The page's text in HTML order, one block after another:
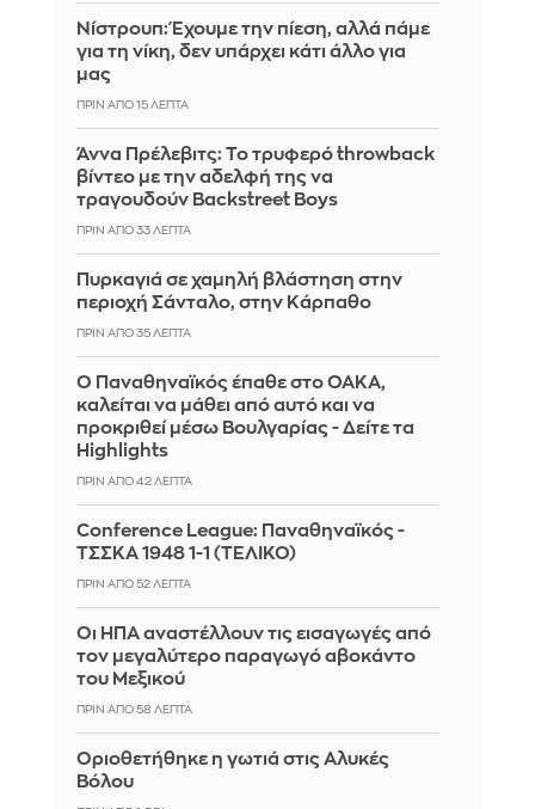
Νίστρουπ: Έχουμε την πίεση, αλλά πάμε
για τη νίκη, δεν υπάρχει κάτι άλλο για
μας
ΠΡΙΝ ΑΠΌ 15 ΛΕΠΤΆ
Άννα Πρέλεβιτς: Το τρυφερό throwback
βίντεο με την αδελφή της να
τραγουδούν Backstreet Boys
ΠΡΙΝ ΑΠΌ 33 ΛΕΠΤΆ
Πυρκαγιά σε χαμηλή βλάστηση στην
περιοχή Σάνταλο, στην Κάρπαθο
ΠΡΙΝ ΑΠΌ 35 ΛΕΠΤΆ
Ο Παναθηναϊκός έπαθε στο ΟΑΚΑ,
καλείται να μάθει από αυτό και να
προκριθεί μέσω Βουλγαρίας - Δείτε τα
Highlights
ΠΡΙΝ ΑΠΌ 42 ΛΕΠΤΆ
Conference League: Παναθηναϊκός -
ΤΣΣΚΑ 1948 1-1 (ΤΕΛΙΚΟ)
ΠΡΙΝ ΑΠΌ 52 ΛΕΠΤΆ
Οι ΗΠΑ αναστέλλουν τις εισαγωγές από
τον μεγαλύτερο παραγωγό αβοκάντο
του Μεξικού
ΠΡΙΝ ΑΠΌ 58 ΛΕΠΤΆ
Οριοθετήθηκε η γωτιά στις Αλυκές
Βόλου